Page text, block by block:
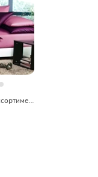
Постельное белье 2,0 Дуэт в ассортименте